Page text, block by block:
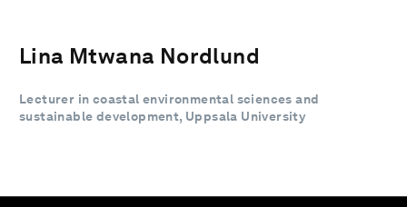
Lina Mtwana Nordlund
Lecturer in coastal environmental sciences and
sustainable development, Uppsala University